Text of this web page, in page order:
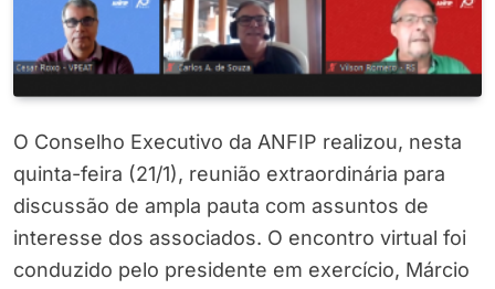
O Conselho Executivo da ANFIP realizou, nesta
quinta-feira (21/1), reunião extraordinária para
discussão de ampla pauta com assuntos de
interesse dos associados. O encontro virtual foi
conduzido pelo presidente em exercício, Márcio